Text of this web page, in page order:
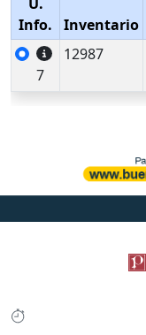
U.
Info.
Inventario
7
12987